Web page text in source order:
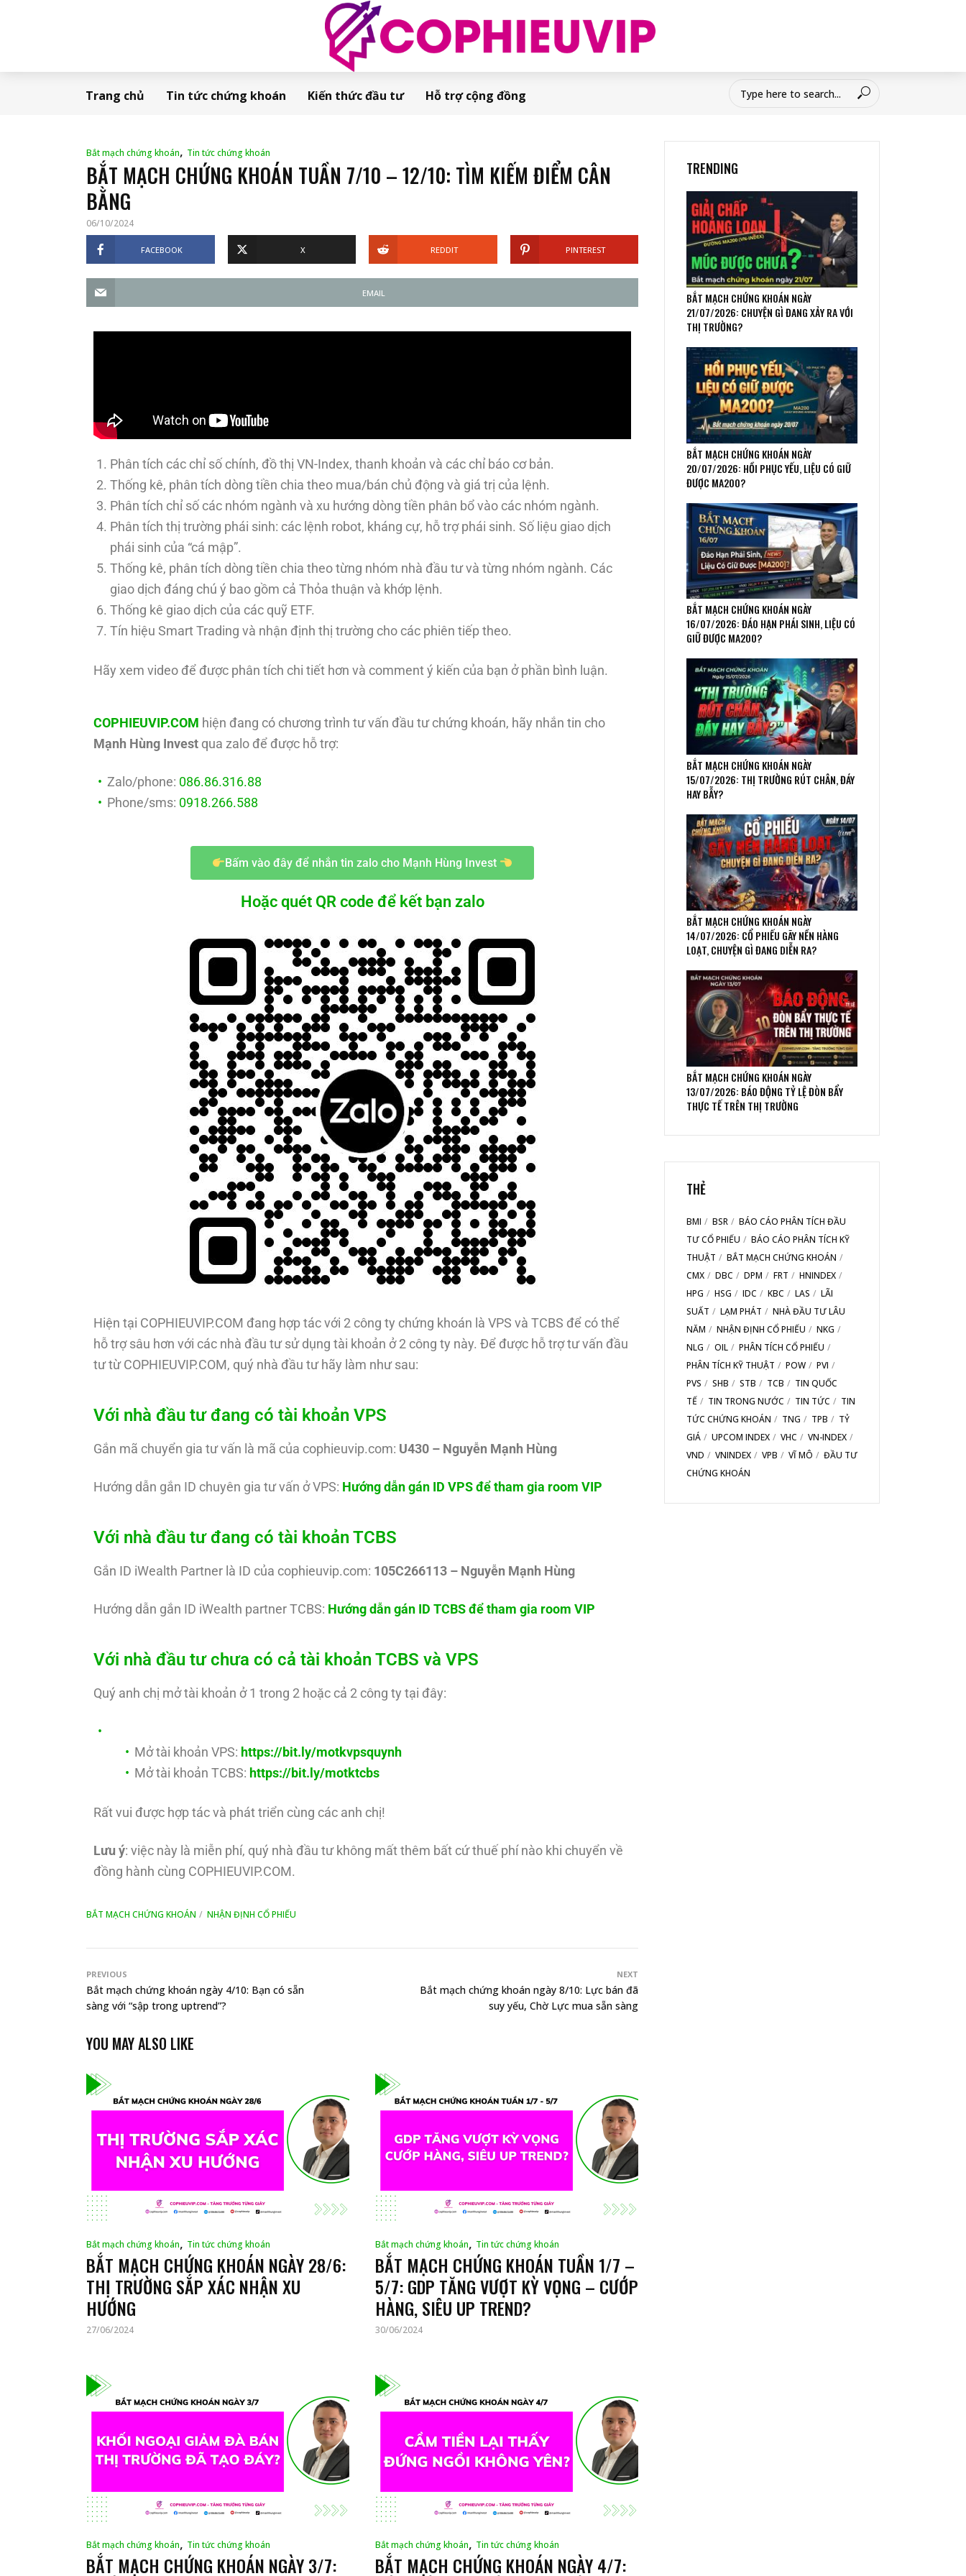
Trang chủ Tin tức chứng khoán Kiến thức đầu tư Hỗ trợ cộng đồng
Bắt mạch chứng khoán, Tin tức chứng khoán
BẮT MẠCH CHỨNG KHOÁN TUẦN 7/10 – 12/10: TÌM KIẾM ĐIỂM CÂN
BẰNG
06/10/2024
FACEBOOK X REDDIT PINTEREST
EMAIL
Phân tích các chỉ số chính, đồ thị VN-Index, thanh khoản và các chỉ báo cơ bản.
Thống kê, phân tích dòng tiền chia theo mua/bán chủ động và giá trị của lệnh.
Phân tích chỉ số các nhóm ngành và xu hướng dòng tiền phân bổ vào các nhóm ngành.
Phân tích thị trường phái sinh: các lệnh robot, kháng cự, hỗ trợ phái sinh. Số liệu giao dịch
phái sinh của “cá mập”.
Thống kê, phân tích dòng tiền chia theo từng nhóm nhà đầu tư và từng nhóm ngành. Các
giao dịch đáng chú ý bao gồm cả Thỏa thuận và khớp lệnh.
Thống kê giao dịch của các quỹ ETF.
Tín hiệu Smart Trading và nhận định thị trường cho các phiên tiếp theo.
Hãy xem video để được phân tích chi tiết hơn và comment ý kiến của bạn ở phần bình luận.
COPHIEUVIP.COM hiện đang có chương trình tư vấn đầu tư chứng khoán, hãy nhắn tin cho
Mạnh Hùng Invest qua zalo để được hỗ trợ:
Zalo/phone: 086.86.316.88
Phone/sms: 0918.266.588
Bấm vào đây để nhắn tin zalo cho Mạnh Hùng Invest
Hoặc quét QR code để kết bạn zalo
Hiện tại COPHIEUVIP.COM đang hợp tác với 2 công ty chứng khoán là VPS và TCBS để có thể
hỗ trợ sâu hơn với các nhà đầu tư sử dụng tài khoản ở 2 công ty này. Để được hỗ trợ tư vấn đầu
tư từ COPHIEUVIP.COM, quý nhà đầu tư hãy làm như sau:
Với nhà đầu tư đang có tài khoản VPS
Gắn mã chuyển gia tư vấn là mã của cophieuvip.com: U430 – Nguyễn Mạnh Hùng
Hướng dẫn gắn ID chuyên gia tư vấn ở VPS: Hướng dẫn gán ID VPS để tham gia room VIP
Với nhà đầu tư đang có tài khoản TCBS
Gắn ID iWealth Partner là ID của cophieuvip.com: 105C266113 – Nguyễn Mạnh Hùng
Hướng dẫn gắn ID iWealth partner TCBS: Hướng dẫn gán ID TCBS để tham gia room VIP
Với nhà đầu tư chưa có cả tài khoản TCBS và VPS
Quý anh chị mở tài khoản ở 1 trong 2 hoặc cả 2 công ty tại đây:
Mở tài khoản VPS: https://bit.ly/motkvpsquynh
Mở tài khoản TCBS: https://bit.ly/motktcbs
Rất vui được hợp tác và phát triển cùng các anh chị!
Lưu ý: việc này là miễn phí, quý nhà đầu tư không mất thêm bất cứ thuế phí nào khi chuyển về
đồng hành cùng COPHIEUVIP.COM.
BẮT MẠCH CHỨNG KHOÁN NHẬN ĐỊNH CỔ PHIẾU
PREVIOUS
Bắt mạch chứng khoán ngày 4/10: Bạn có sẵn
sàng với “sập trong uptrend”?
NEXT
Bắt mạch chứng khoán ngày 8/10: Lực bán đã
suy yếu, Chờ Lực mua sẵn sàng
YOU MAY ALSO LIKE
Bắt mạch chứng khoán, Tin tức chứng khoán
BẮT MẠCH CHỨNG KHOÁN NGÀY 28/6:
THỊ TRƯỜNG SẮP XÁC NHẬN XU
HƯỚNG
27/06/2024
Bắt mạch chứng khoán, Tin tức chứng khoán
BẮT MẠCH CHỨNG KHOÁN TUẦN 1/7 –
5/7: GDP TĂNG VƯỢT KỲ VỌNG – CƯỚP
HÀNG, SIÊU UP TREND?
30/06/2024
Bắt mạch chứng khoán, Tin tức chứng khoán
BẮT MẠCH CHỨNG KHOÁN NGÀY 3/7:
Bắt mạch chứng khoán, Tin tức chứng khoán
BẮT MẠCH CHỨNG KHOÁN NGÀY 4/7:
TRENDING
BẮT MẠCH CHỨNG KHOÁN NGÀY
21/07/2026: CHUYỆN GÌ ĐANG XẢY RA VỚI
THỊ TRƯỜNG?
BẮT MẠCH CHỨNG KHOÁN NGÀY
20/07/2026: HỒI PHỤC YẾU, LIỆU CÓ GIỮ
ĐƯỢC MA200?
BẮT MẠCH CHỨNG KHOÁN NGÀY
16/07/2026: ĐÁO HẠN PHÁI SINH, LIỆU CÓ
GIỮ ĐƯỢC MA200?
BẮT MẠCH CHỨNG KHOÁN NGÀY
15/07/2026: THỊ TRƯỜNG RÚT CHÂN, ĐÁY
HAY BẪY?
BẮT MẠCH CHỨNG KHOÁN NGÀY
14/07/2026: CỔ PHIẾU GÃY NỀN HÀNG
LOẠT, CHUYỆN GÌ ĐANG DIỄN RA?
BẮT MẠCH CHỨNG KHOÁN NGÀY
13/07/2026: BÁO ĐỘNG TỶ LỆ ĐÒN BẨY
THỰC TẾ TRÊN THỊ TRƯỜNG
THẺ
BMI BSR
BÁO CÁO PHÂN TÍCH ĐẦU
TƯ CỔ PHIẾU
BÁO CÁO PHÂN TÍCH KỸ
THUẬT
BẮT MẠCH CHỨNG KHOÁN
CMX
DBC DPM FRT
HNINDEX
HPG
HSG IDC KBC LAS
LÃI
SUẤT
LẠM PHÁT
NHÀ ĐẦU TƯ LÂU
NĂM
NHẬN ĐỊNH CỔ PHIẾU
NKG
NLG
OIL
PHÂN TÍCH CỔ PHIẾU
PHÂN TÍCH KỸ THUẬT
POW
PVI
PVS
SHB STB TCB
TIN QUỐC
TẾ
TIN TRONG NƯỚC TIN TỨC
TIN
TỨC CHỨNG KHOÁN
TNG TPB
TỶ
GIÁ
UPCOM INDEX VHC
VN-INDEX
VND
VNINDEX VPB VĨ MÔ
ĐẦU TƯ
CHỨNG KHOÁN